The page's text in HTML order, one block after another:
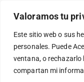
Valoramos tu
Este sitio web o sus
personales. Puede
ventana, o rechazarlo
compartan mi